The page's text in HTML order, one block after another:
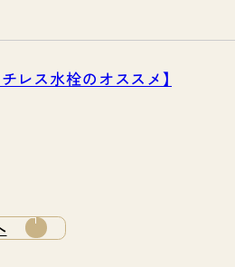
レス水栓のオススメ】